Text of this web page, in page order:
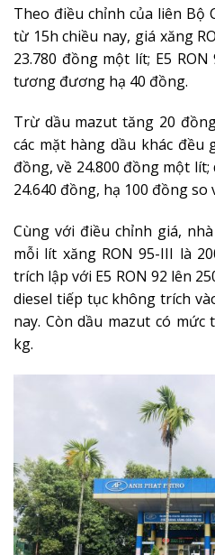
Theo điều chỉnh của liên Bộ
từ 15h chiều nay, giá xăng
23.780 đồng một lít; E5
tương đương hạ 40 đồng.
Trừ dầu mazut tăng 20
các mặt hàng dầu khác đều
đồng, về 24.800 đồng một
24.640 đồng, hạ 100 đồng so
Cùng với điều chỉnh giá,
mỗi lít xăng RON 95-III là
trích lập với E5 RON 92 lên
diesel tiếp tục không trích
nay. Còn dầu mazut có
kg.